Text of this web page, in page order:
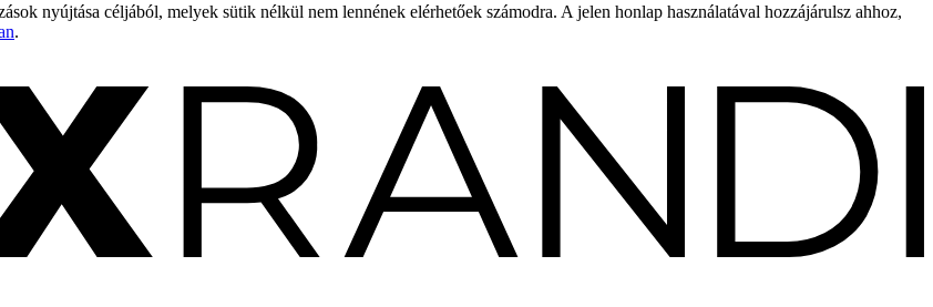
nyújtása céljából, melyek sütik nélkül nem lennének elérhetőek számodra. A jelen honlap használatával hozzájárulsz ahhoz,
.